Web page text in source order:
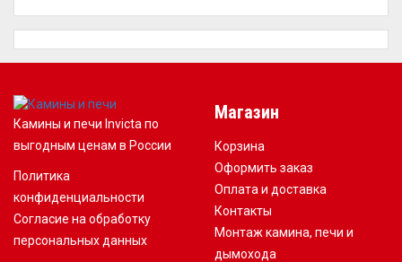
Камины и печи Invicta по
выгодным ценам в России
Политика
конфиденциальности
Согласие на обработку
персональных данных
Магазин
Корзина
Оформить заказ
Оплата и доставка
Контакты
Монтаж камина, печи и
дымохода